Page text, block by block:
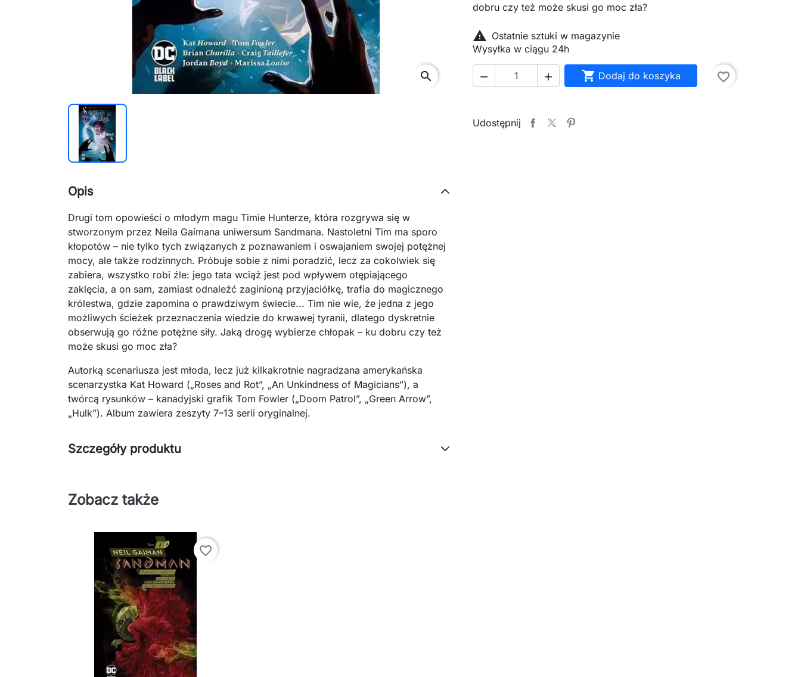
search
dobru czy też może skusi go moc zła?
 Ostatnie sztuki w magazynie
Wysyłka w ciągu 24h
   Dodaj do koszyka favorite_border
Udostępnij
Opis
Drugi tom opowieści o młodym magu Timie Hunterze, która rozgrywa się w
stworzonym przez Neila Gaimana uniwersum Sandmana. Nastoletni Tim ma sporo
kłopotów – nie tylko tych związanych z poznawaniem i oswajaniem swojej potężnej
mocy, ale także rodzinnych. Próbuje sobie z nimi poradzić, lecz za cokolwiek się
zabiera, wszystko robi źle: jego tata wciąż jest pod wpływem otępiającego
zaklęcia, a on sam, zamiast odnaleźć zaginioną przyjaciółkę, trafia do magicznego
królestwa, gdzie zapomina o prawdziwym świecie... Tim nie wie, że jedna z jego
możliwych ścieżek przeznaczenia wiedzie do krwawej tyranii, dlatego dyskretnie
obserwują go różne potężne siły. Jaką drogę wybierze chłopak – ku dobru czy też
może skusi go moc zła?
Autorką scenariusza jest młoda, lecz już kilkakrotnie nagradzana amerykańska
scenarzystka Kat Howard („Roses and Rot”, „An Unkindness of Magicians”), a
twórcą rysunków – kanadyjski grafik Tom Fowler („Doom Patrol”, „Green Arrow”,
„Hulk”). Album zawiera zeszyty 7–13 serii oryginalnej.
Szczegóły produktu
Zobacz także
favorite_border